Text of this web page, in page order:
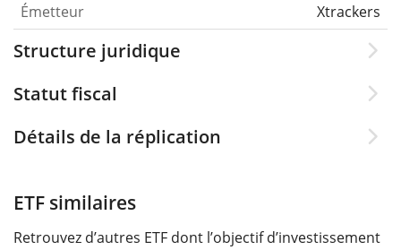
Émetteur
Xtrackers
Structure juridique
Statut fiscal
Détails de la réplication
ETF similaires
Retrouvez d’autres ETF dont l’objectif d’investissement